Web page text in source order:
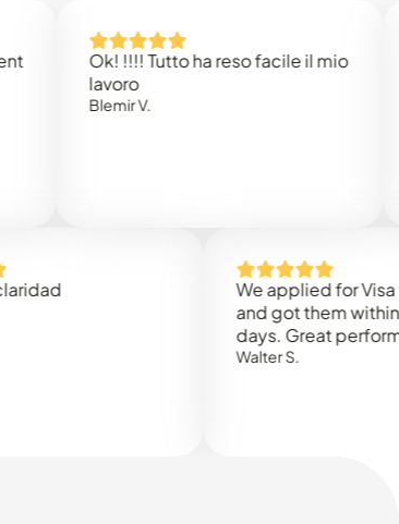
Ok! !!!! Tutto ha reso facile il mio
We applied for Visa to
and got them within 3
days. Great performance!
Walter S.